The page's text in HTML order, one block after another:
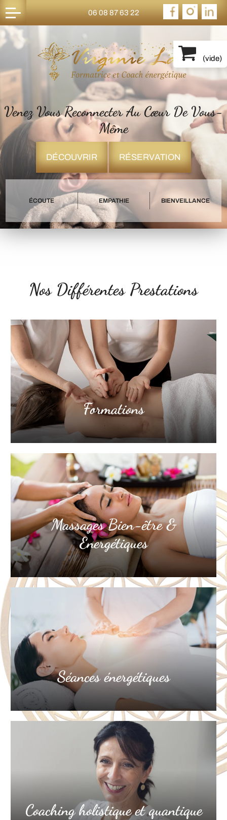
06 08 87 63 22
(vide)
Venez Vous Reconnecter Au Cœur De Vous-
Même
DÉCOUVRIR RÉSERVATION
ÉCOUTE EMPATHIE BIENVEILLANCE
Nos Différentes Prestations
Formations
Massages Bien-être &
Energétiques
Séances énergétiques
Coaching holistique et quantique